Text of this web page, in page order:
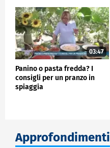
03:47
Panino o pasta fredda? I
consigli per un pranzo in
spiaggia
Approfondimenti